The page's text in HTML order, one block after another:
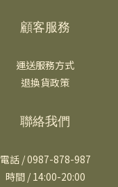
顧客服務
運送服務方式
退換貨政策
聯絡我們
電話 / 0987-878-987
時間 / 14:00-20:00